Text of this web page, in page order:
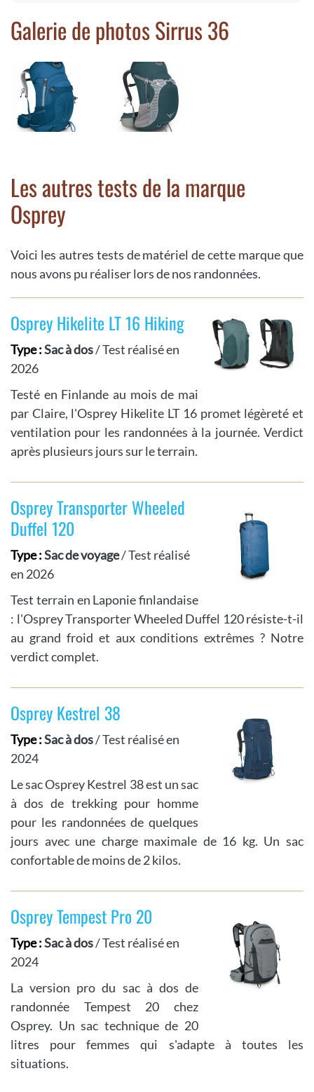
Galerie de photos Sirrus 36
Les autres tests de la marque
Osprey
Voici les autres tests de matériel de cette marque que
nous avons pu réaliser lors de nos randonnées.
Osprey Hikelite LT 16 Hiking
Type :Sac à dos/ Test réalisé en
2026
Testé en Finlande au mois de mai
par Claire, l'Osprey Hikelite LT 16 promet légèreté et
ventilation pour les randonnées à la journée. Verdict
après plusieurs jours sur le terrain.
Osprey Transporter Wheeled
Duffel 120
Type :Sac de voyage/ Test réalisé
en 2026
Test terrain en Laponie finlandaise
: l'Osprey Transporter Wheeled Duffel 120 résiste-t-il
au grand froid et aux conditions extrêmes ? Notre
verdict complet.
Osprey Kestrel 38
Type :Sac à dos/ Test réalisé en
2024
Le sac Osprey Kestrel 38 est un sac
à dos de trekking pour homme
pour les randonnées de quelques
jours avec une charge maximale de 16 kg. Un sac
confortable de moins de 2 kilos.
Osprey Tempest Pro 20
Type :Sac à dos/ Test réalisé en
2024
La version pro du sac à dos de
randonnée Tempest 20 chez
Osprey. Un sac technique de 20
litres pour femmes qui s'adapte à toutes les
situations.